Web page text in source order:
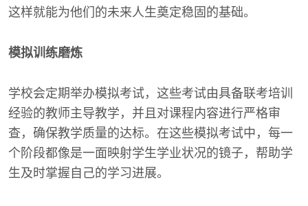
这样就能为他们的未来人生奠定稳固的基础。
模拟训练磨炼
学校会定期举办模拟考试，这些考试由具备联考培训
经验的教师主导教学，并且对课程内容进行严格审
查，确保教学质量的达标。在这些模拟考试中，每一
个阶段都像是一面映射学生学业状况的镜子，帮助学
生及时掌握自己的学习进展。